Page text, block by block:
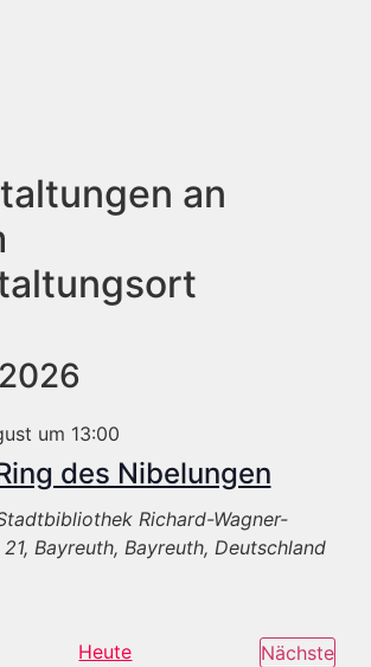
an
des Nibelungen
um 13:00
Richard-Wagner-
Bayreuth, Bayreuth, Deutschland
Heute Nächste